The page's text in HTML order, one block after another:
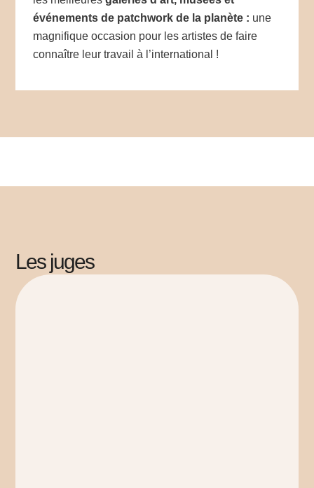
événements de patchwork de la planète : une
magnifique occasion pour les artistes de faire
connaître leur travail à l’international !
Les juges